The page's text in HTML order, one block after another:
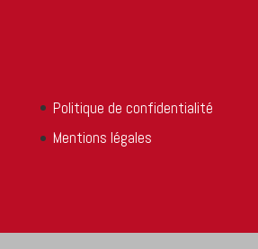
Politique de confidentialité
Mentions légales